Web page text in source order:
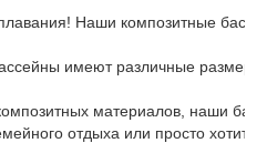
! Наши композитные
имеют различные размеры
материалов наши
отдыха или просто хотите